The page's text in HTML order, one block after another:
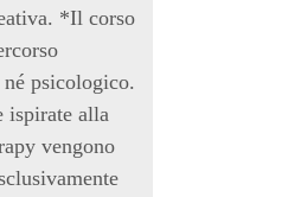
*Il corso
psicologico.
ispirate alla
vengono